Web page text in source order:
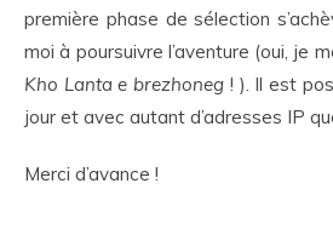
première phase de sélection
moi à poursuivre l’aventure (oui, je
Kho Lanta e brezhoneg ! ). Il est
jour et avec autant d’adresses IP
Merci d’avance !